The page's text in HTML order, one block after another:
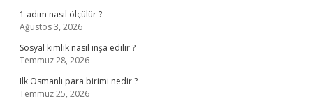
1 adım nasıl ölçülür ?
Ağustos 3, 2026
Sosyal kimlik nasıl inşa edilir ?
Temmuz 28, 2026
Ilk Osmanlı para birimi nedir ?
Temmuz 25, 2026